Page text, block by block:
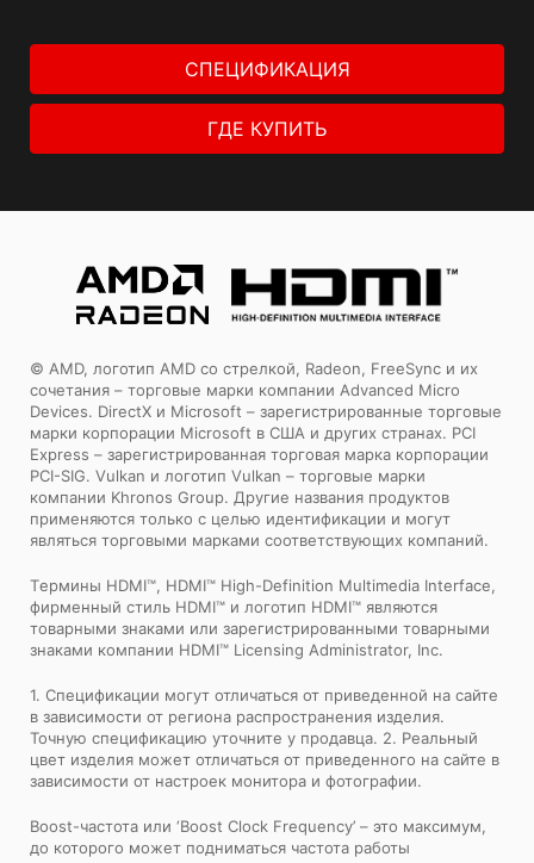
СПЕЦИФИКАЦИЯ
ГДЕ КУПИТЬ
© AMD, логотип AMD со стрелкой, Radeon, FreeSync и их
сочетания – торговые марки компании Advanced Micro
Devices. DirectX и Microsoft – зарегистрированные торговые
марки корпорации Microsoft в США и других странах. PCI
Express – зарегистрированная торговая марка корпорации
PCI-SIG. Vulkan и логотип Vulkan – торговые марки
компании Khronos Group. Другие названия продуктов
применяются только с целью идентификации и могут
являться торговыми марками соответствующих компаний.
Tермины HDMI™, HDMI™ High-Definition Multimedia Interface,
фирменный стиль HDMI™ и логотип HDMI™ являются
товарными знаками или зарегистрированными товарными
знаками компании HDMI™ Licensing Administrator, Inc.
1. Спецификации могут отличаться от приведенной на сайте
в зависимости от региона распространения изделия.
Точную спецификацию уточните у продавца. 2. Реальный
цвет изделия может отличаться от приведенного на сайте в
зависимости от настроек монитора и фотографии.
Boost-частота или ‘Boost Clock Frequency’ – это максимум,
до которого может подниматься частота работы